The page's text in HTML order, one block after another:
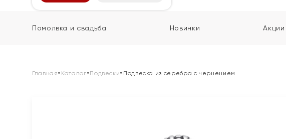
Помолвка и свадьба Новинки Акции
Главная» Каталог»Подвески» Подвеска из серебра с чернением